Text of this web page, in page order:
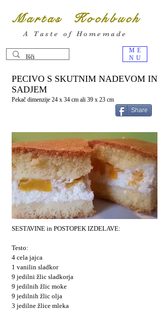
ME
NU
Martas Kochbuch
A Taste of Homemade
PECIVO S SKUTNIM NADEVOM IN
SADJEM
Pekač dimenzije 24 x 34 cm ali 39 x 23 cm
Share
SESTAVINE in POSTOPEK IZDELAVE:
Testo:
4 cela jajca
1 vanilin sladkor
9 jedilni žlic sladkorja
9 jedilnih žlic moke
9 jedilnih žlic olja
3 jedilne žlice mleka